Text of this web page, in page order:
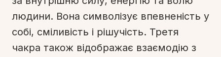
людини. Вона символізує впевненість у
собі, сміливість і рішучість. Третя
чакра також відображає взаємодію з